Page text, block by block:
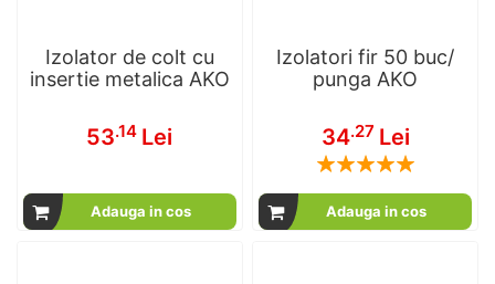
Izolator de colt cu
insertie metalica AKO
53.14 Lei
Adauga in cos
Izolatori fir 50 buc/
punga AKO
34.27 Lei
Rating:
Adauga in cos